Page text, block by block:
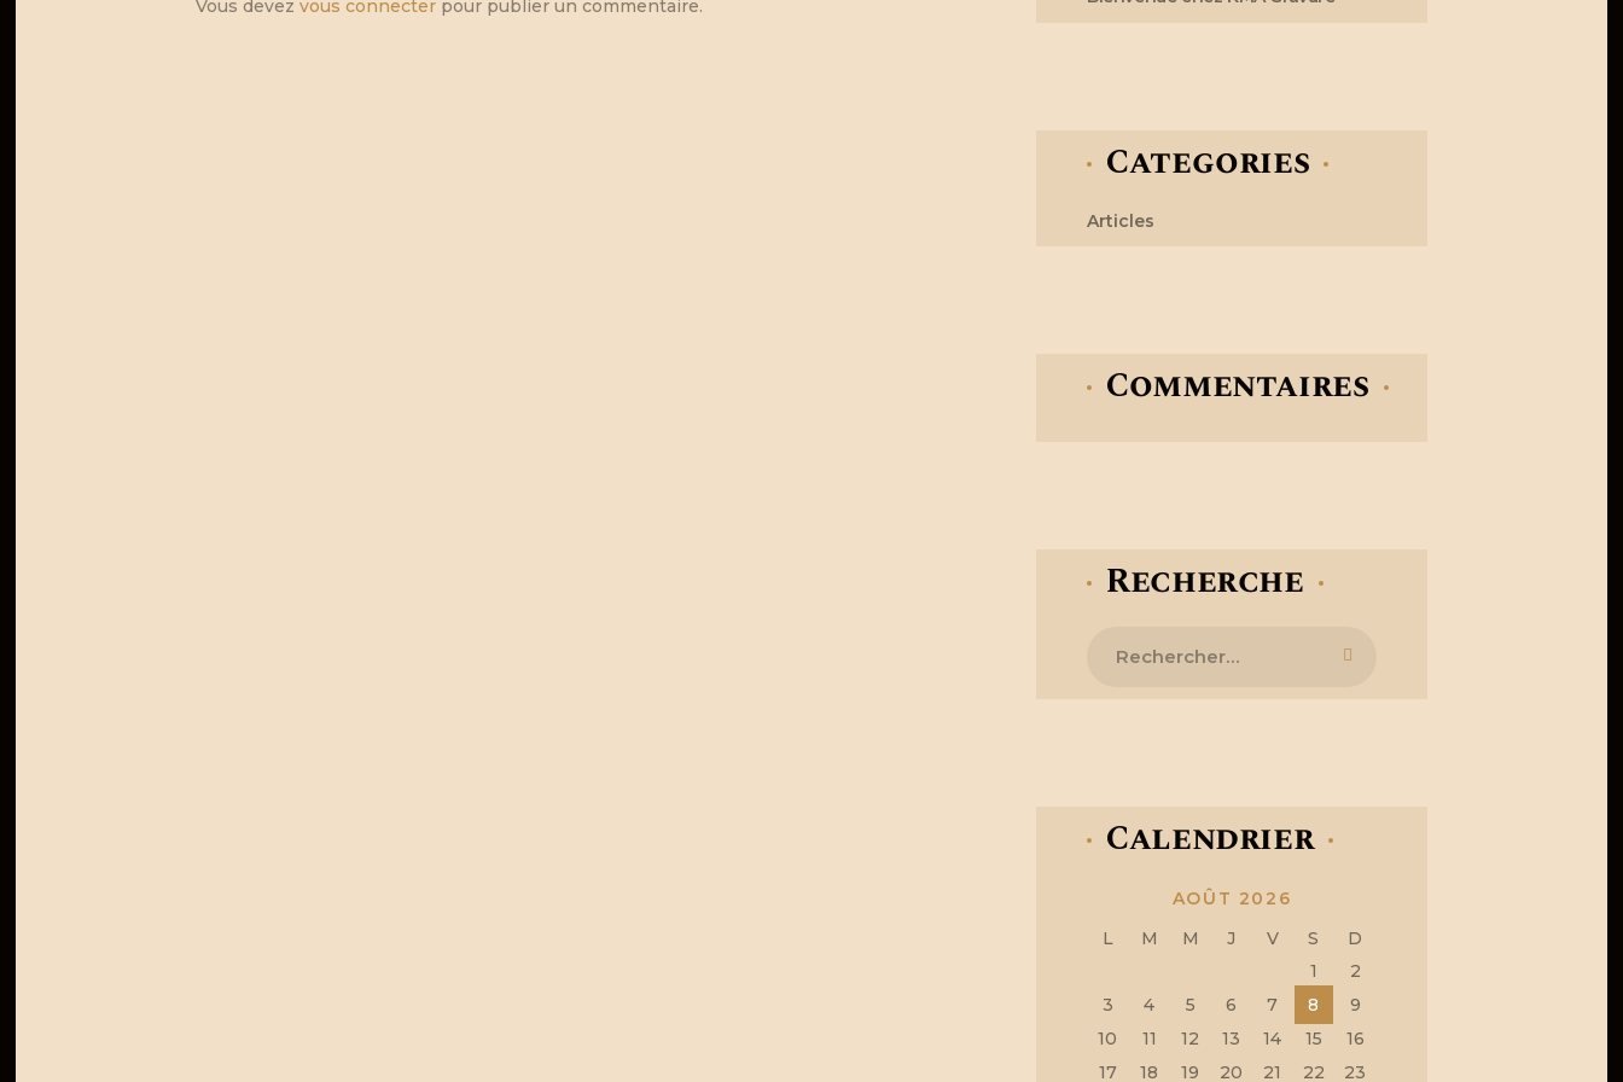
Vous devez vous connecterpour publier un commentaire.
Categories
Articles
Commentaires
Recherche
Calendrier
AOÛT 2026
L
M M J V S
D
1
2
3
4 5 6 7 8
9
10
11 12 13 14 15
16
17
18 19 20 21 22
23